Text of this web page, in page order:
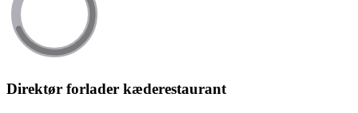
Direktør forlader kæderestaurant